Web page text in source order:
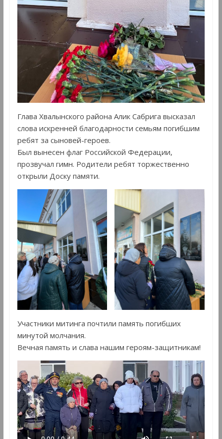
Глава Хвалынского района Алик Сабрига высказал
слова искренней благодарности семьям погибшим
ребят за сыновей-героев.
Был вынесен флаг Российской Федерации,
прозвучал гимн. Родители ребят торжественно
открыли Доску памяти.
Участники митинга почтили память погибших
минутой молчания.
Вечная память и слава нашим героям-защитникам!